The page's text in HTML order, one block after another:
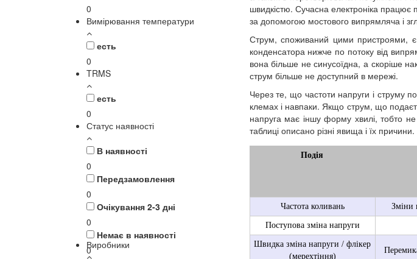
0
Вимірювання температури
есть
0
TRMS
есть
0
Статус наявності
В наявності
0
Передзамовлення
0
Очікування 2-3 дні
0
Немає в наявності
0
Виробники
швидкістю. Сучасна електроніка працює
за допомогою мостового випрямляча і
Струм, споживаний цими пристроями, є
конденсатора нижче по потоку від
вона більше не синусоїдна, а скоріше
струм більше не доступний в мережі.
Через те, що частоти напруги і струму
клемах і навпаки. Якщо струм, що
напруга має іншу форму хвилі, тобто
таблиці описано різні явища і їх причини.
Подія
Частота коливань Зміни
Поступова зміна напруги
Швидка зміна напруги / флікер
(мерехтіння)